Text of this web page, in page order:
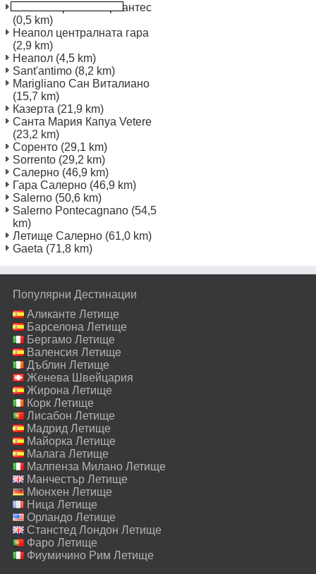
Неапол през М Сервантес
(0,5 km)
Неапол централната гара
(2,9 km)
Неапол (4,5 km)
Sant'antimo (8,2 km)
Marigliano Сан Виталиано
(15,7 km)
Казерта (21,9 km)
Санта Мария Капуа Vetere
(23,2 km)
Соренто (29,1 km)
Sorrento (29,2 km)
Салерно (46,9 km)
Гара Салерно (46,9 km)
Salerno (50,6 km)
Salerno Pontecagnano (54,5
km)
Летище Салерно (61,0 km)
Gaeta (71,8 km)
Популярни Дестинации
Аликанте Летище
Барселона Летище
Бергамо Летище
Валенсия Летище
Дъблин Летище
Женева Швейцария
Летище
Жирона Летище
Корк Летище
Лисабон Летище
Мадрид Летище
Майорка Летище
Малага Летище
Малпенза Милано Летище
Манчестър Летище
Мюнхен Летище
Ница Летище
Орландо Летище
Станстед Лондон Летище
Фаро Летище
Фиумичино Рим Летище